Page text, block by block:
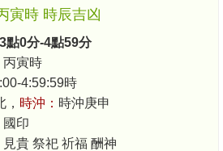
寅時 時辰吉凶
點0分-4點59分
丙寅時
4:59:59時
， 時沖： 時沖庚申
國印
貴 祭祀 祈福 酬神